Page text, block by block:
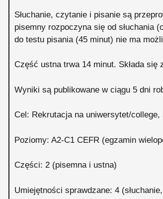
Słuchanie, czytanie i pisanie są
pisemny rozpoczyna się od słuchania
do testu pisania (45 minut) nie ma
Część ustna trwa 14 minut. Składa
Wyniki są publikowane w ciągu 5 dni
Cel: Rekrutacja na uniwersytet/
Poziomy: A2-C1 CEFR (egzamin
Części: 2 (pisemna i ustna)
Umiejętności sprawdzane: 4